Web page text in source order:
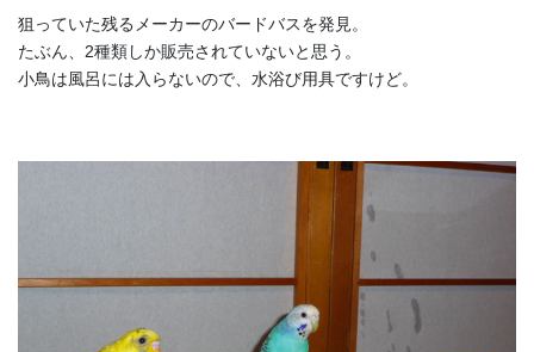
狙っていた残るメーカーのバードバスを発見。
たぶん、2種類しか販売されていないと思う。
小鳥は風呂には入らないので、水浴び用具ですけど。